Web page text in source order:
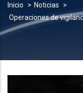
ENLACES
DE
A
Inicio
Noticias
Operaciones de